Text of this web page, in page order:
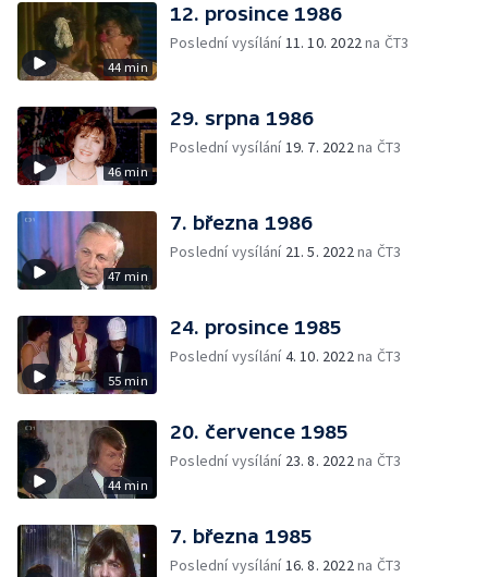
44 min
12. prosince 1986
Poslední vysílání11. 10. 2022na ČT3
46 min
29. srpna 1986
Poslední vysílání19. 7. 2022na ČT3
47 min
7. března 1986
Poslední vysílání 21. 5. 2022na ČT3
55 min
24. prosince 1985
Poslední vysílání4. 10. 2022na ČT3
44 min
20. července 1985
Poslední vysílání 23. 8. 2022na ČT3
7. března 1985
Poslední vysílání16. 8. 2022na ČT3